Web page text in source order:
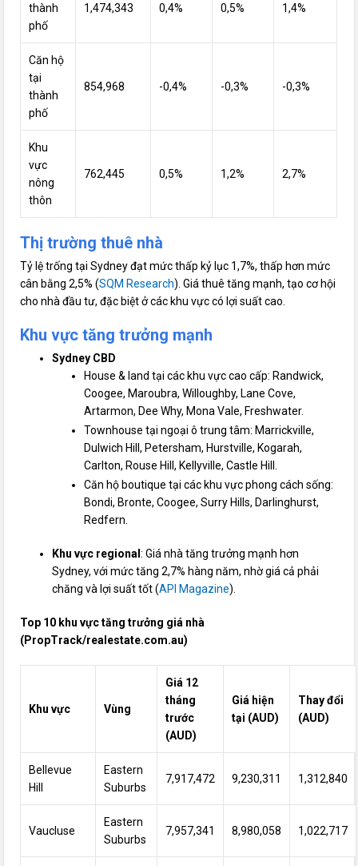
thành
phố
1,474,343 0,4% 0,5% 1,4%
Căn hộ
tại
thành
phố
854,968 -0,4% -0,3% -0,3%
Khu
vực
nông
thôn
762,445 0,5% 1,2% 2,7%
Thị trường thuê nhà
Tỷ lệ trống tại Sydney đạt mức thấp kỷ lục 1,7%, thấp hơn mức
cân bằng 2,5% (SQM Research). Giá thuê tăng mạnh, tạo cơ hội
cho nhà đầu tư, đặc biệt ở các khu vực có lợi suất cao.
Khu vực tăng trưởng mạnh
Sydney CBD
House & land tại các khu vực cao cấp: Randwick,
Coogee, Maroubra, Willoughby, Lane Cove,
Artarmon, Dee Why, Mona Vale, Freshwater.
Townhouse tại ngoại ô trung tâm: Marrickville,
Dulwich Hill, Petersham, Hurstville, Kogarah,
Carlton, Rouse Hill, Kellyville, Castle Hill.
Căn hộ boutique tại các khu vực phong cách sống:
Bondi, Bronte, Coogee, Surry Hills, Darlinghurst,
Redfern.
Khu vực regional: Giá nhà tăng trưởng mạnh hơn
Sydney, với mức tăng 2,7% hàng năm, nhờ giá cả phải
chăng và lợi suất tốt (API Magazine).
Top 10 khu vực tăng trưởng giá nhà
(PropTrack/realestate.com.au)
Khu vực Vùng
Giá 12
tháng
trước
(AUD)
Giá hiện
tại (AUD)
Thay đổi
(AUD)
Bellevue
Hill
Eastern
Suburbs
7,917,472 9,230,311 1,312,840
Vaucluse
Eastern
Suburbs
7,957,341 8,980,058 1,022,717